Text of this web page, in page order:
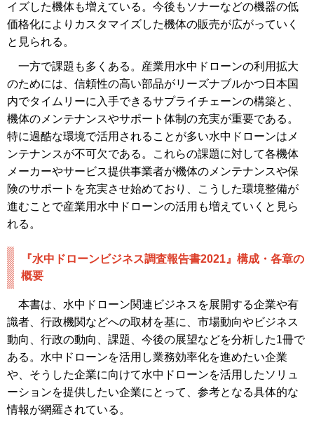
イズした機体も増えている。今後もソナーなどの機器の低
価格化によりカスタマイズした機体の販売が広がっていく
と見られる。
一方で課題も多くある。産業用水中ドローンの利用拡大
のためには、信頼性の高い部品がリーズナブルかつ日本国
内でタイムリーに入手できるサプライチェーンの構築と、
機体のメンテナンスやサポート体制の充実が重要である。
特に過酷な環境で活用されることが多い水中ドローンはメ
ンテナンスが不可欠である。これらの課題に対して各機体
メーカーやサービス提供事業者が機体のメンテナンスや保
険のサポートを充実させ始めており、こうした環境整備が
進むことで産業用水中ドローンの活用も増えていくと見ら
れる。
『水中ドローンビジネス調査報告書2021』構成・各章の
概要
本書は、水中ドローン関連ビジネスを展開する企業や有
識者、行政機関などへの取材を基に、市場動向やビジネス
動向、行政の動向、課題、今後の展望などを分析した1冊で
ある。水中ドローンを活用し業務効率化を進めたい企業
や、そうした企業に向けて水中ドローンを活用したソリュ
ーションを提供したい企業にとって、参考となる具体的な
情報が網羅されている。